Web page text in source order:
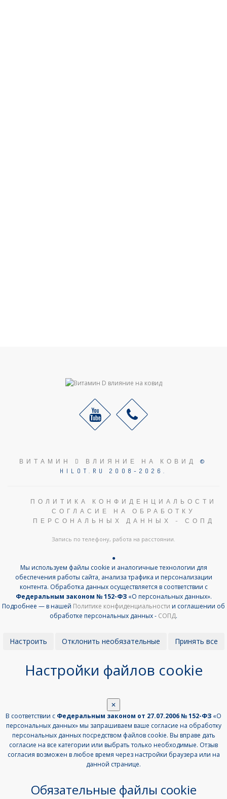
ВИТАМИН D ВЛИЯНИЕ НА КОВИД
©
HILOT.RU 2008-2026.
ПОЛИТИКА КОНФИДЕНЦИАЛЬОСТИ
СОГЛАСИЕ НА ОБРАБОТКУ
ПЕРСОНАЛЬНЫХ ДАННЫХ - СОПД
Запись по телефону, работа на расстоянии.
●
Мы используем файлы cookie и аналогичные технологии для
обеспечения работы сайта, анализа трафика и персонализации
контента. Обработка данных осуществляется в соответствии с
Федеральным законом № 152-ФЗ«О персональных данных».
Подробнее — в нашей Политике конфиденциальности и соглашении об
обработке персональных данных - СОПД.
Настроить Отклонить необязательные Принять все
Настройки файлов cookie
✕
В соответствии с Федеральным законом от 27.07.2006 № 152-ФЗ «О
персональных данных» мы запрашиваем ваше согласие на обработку
персональных данных посредством файлов cookie. Вы вправе дать
согласие на все категории или выбрать только необходимые. Отзыв
согласия возможен в любое время через настройки браузера или на
данной странице.
Обязательные файлы cookie